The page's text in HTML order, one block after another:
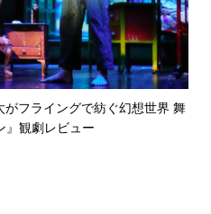
フライングで紡ぐ幻想世界 舞
』観劇レビュー